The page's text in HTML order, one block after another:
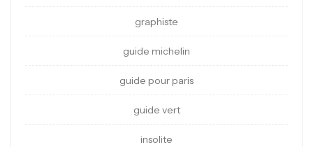
graphiste
guide michelin
guide pour paris
guide vert
insolite